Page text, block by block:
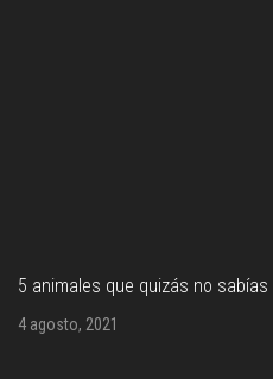
5 animales que quizás no
4 agosto, 2021